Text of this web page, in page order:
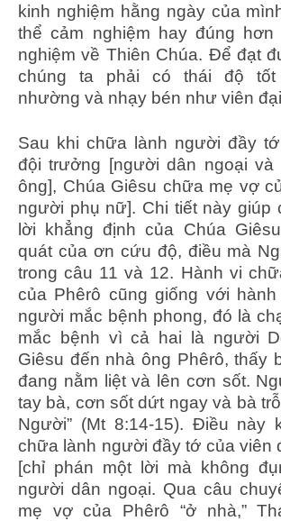
kinh nghiệm hằng ngày của
thể cảm nghiệm hay đúng hơn
nghiệm về Thiên Chúa. Để đạt
chúng ta phải có thái độ tốt
nhường và nhạy bén như viên
Sau khi chữa lành người đầy
đội trưởng [người dân ngoại và
ông], Chúa Giêsu chữa mẹ vợ
người phụ nữ]. Chi tiết này giúp
lời khẳng định của Chúa
quát của ơn cứu độ, điều mà
trong câu 11 và 12. Hành vi
của Phêrô cũng giống với
người mắc bệnh phong, đó là
mắc bệnh vì cả hai là người
Giêsu đến nhà ông Phêrô, thấy
đang nằm liệt và lên cơn sốt.
tay bà, cơn sốt dứt ngay và bà
Người” (Mt 8:14-15). Điều này
chữa lành người đầy tớ của viên
[chỉ phán một lời mà không
người dân ngoại. Qua câu
mẹ vợ của Phêrô “ở nhà,”